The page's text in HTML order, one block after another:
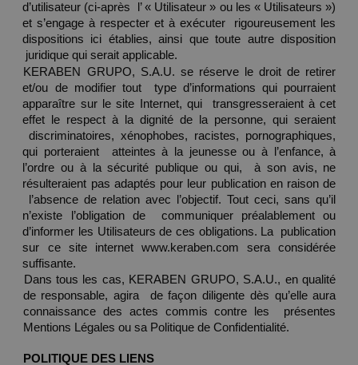
d’utilisateur (ci-après  l’ « Utilisateur » ou les « Utilisateurs »)
et s’engage à respecter et à exécuter  rigoureusement les
dispositions ici établies, ainsi que toute autre disposition
juridique qui serait applicable.
KERABEN GRUPO, S.A.U. se réserve le droit de retirer
et/ou de modifier tout  type d’informations qui pourraient
apparaître sur le site Internet, qui  transgresseraient à cet
effet le respect à la dignité de la personne, qui seraient
discriminatoires, xénophobes, racistes, pornographiques,
qui porteraient  atteintes à la jeunesse ou à l’enfance, à
l’ordre ou à la sécurité publique ou qui,  à son avis, ne
résulteraient pas adaptés pour leur publication en raison de
l’absence de relation avec l’objectif. Tout ceci, sans qu’il
n’existe l’obligation de  communiquer préalablement ou
d’informer les Utilisateurs de ces obligations. La  publication
sur ce site internet www.keraben.com sera considérée
suffisante.
Dans tous les cas, KERABEN GRUPO, S.A.U., en qualité
de responsable, agira  de façon diligente dès qu’elle aura
connaissance des actes commis contre les  présentes
Mentions Légales ou sa Politique de Confidentialité.
POLITIQUE DES LIENS